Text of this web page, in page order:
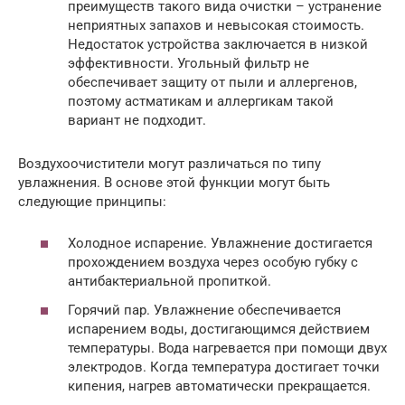
преимуществ такого вида очистки – устранение
неприятных запахов и невысокая стоимость.
Недостаток устройства заключается в низкой
эффективности. Угольный фильтр не
обеспечивает защиту от пыли и аллергенов,
поэтому астматикам и аллергикам такой
вариант не подходит.
Воздухоочистители могут различаться по типу
увлажнения. В основе этой функции могут быть
следующие принципы:
Холодное испарение. Увлажнение достигается
прохождением воздуха через особую губку с
антибактериальной пропиткой.
Горячий пар. Увлажнение обеспечивается
испарением воды, достигающимся действием
температуры. Вода нагревается при помощи двух
электродов. Когда температура достигает точки
кипения, нагрев автоматически прекращается.